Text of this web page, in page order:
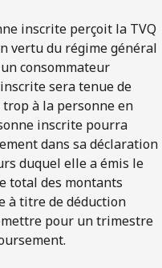
inscrite perçoit la TVQ
vertu du régime général
consommateur
sera tenue de
à la personne en
inscrite pourra
dans sa déclaration
duquel elle a émis le
total des montants
à titre de déduction
pour un trimestre